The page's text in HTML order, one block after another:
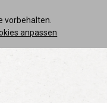
vorbehalten.
anpassen